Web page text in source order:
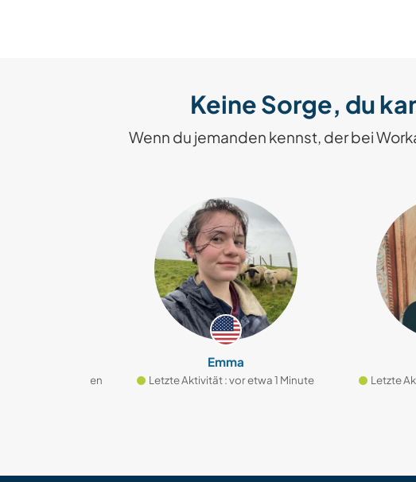
Keine Sorge, du
Wenn du jemanden kennst, der bei
Emma
Letzte Aktivität : vor etwa 1 Minute Letzte